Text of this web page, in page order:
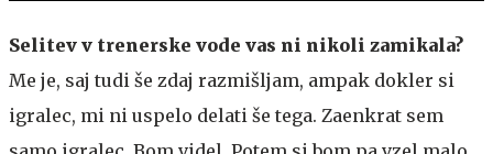
Selitev v trenerske vode vas ni nikoli zamikala?
Me je, saj tudi še zdaj razmišljam, ampak dokler si
igralec, mi ni uspelo delati še tega. Zaenkrat sem